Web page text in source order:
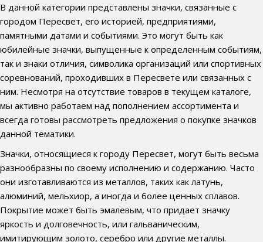
В данной категории представлены значки, связанные с
городом Пересвет, его историей, предприятиями,
памятными датами и событиями. Это могут быть как
юбилейные значки, выпущенные к определенным событиям,
так и знаки отличия, символика организаций или спортивных
соревнований, проходивших в Пересвете или связанных с
ним. Несмотря на отсутствие товаров в текущем каталоге,
мы активно работаем над пополнением ассортимента и
всегда готовы рассмотреть предложения о покупке значков
данной тематики.
Значки, относящиеся к городу Пересвет, могут быть весьма
разнообразны по своему исполнению и содержанию. Часто
они изготавливаются из металлов, таких как латунь,
алюминий, мельхиор, а иногда и более ценных сплавов.
Покрытие может быть эмалевым, что придает значку
яркость и долговечность, или гальваническим,
имитирующим золото, серебро или другие металлы.